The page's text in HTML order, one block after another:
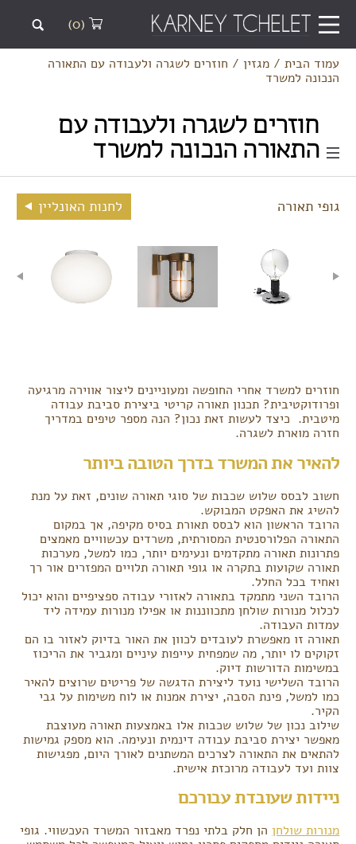
(0)
עמוד הבית/ מגזין/ חוזרים לשגרה ולעבודה עם התאורה
הנכונה למשרד
חוזרים לשגרה ולעבודה עם
התאורה הנכונה למשרד
גופי תאורה לחנות האונליין
חוזרים למשרד אחרי החופשה ומעוניינים ליצור אווירה מרגיעה
ופרודוקטיבית? תכנון תאורה קריטי ביצירת סביבת עבודה
מיטבית. כיצד לעשות זאת נכון? הנה מספר טיפים במדריך
חזרה מוארת לשגרה.
להאיר את המשרד בדרך הטובה ביותר
חשוב לבסס שלוש שכבות של סוגי תאורה שונים, זאת על מנת
להשיג את האפקט המבוקש.
הרובד הראשון הוא לבסס תאורת בסיס מקיפה, אך במקום
התאורה הפלורסנטית המסורתית, משרדים עכשוויים מאמצים
פתרונות תאורה מתקדמים ונעימים יותר, כמו למשל, מערכות
תאורה שקועות בתקרה או גופי תאורה תלויים המפזרים אור רך
ואחיד בכל החלל.
הרובד השני מתמקד בתאורה לאזורי עבודה ספציפיים והוא יכול
לכלול מנורות שולחן מתכווננות או אפילו מנורות עמידה ליד
עמדות העבודה.
תאורה זו מאפשרת לעובדים לכוון את האור בדיוק לאזור בו הם
זקוקים לו יותר, מה שמפחית עייפות עיניים ומגביר את הריכוז
במשימות הדורשות דיוק.
הרובד השלישי נועד ליצירת הדגשה של פריטים שרוצים להאיר
כמו למשל, פינת הסבה, יצירת אמנות או לוח משימות על גבי
הקיר.
שילוב נכון של שלוש שכבות אלו באמצעות תאורה מעוצבת
מאפשר יצירת סביבת עבודה דינמית ונעימה. הוא מספק גמישות
להתאים את התאורה לצרכים המשתנים לאורך היום, מפגישות
צוות ועד לעבודה מרוכזת אישית.
ניידות שעובדת עבורכם
מנורות שולחןהן חלק בלתי נפרד מאבזור המשרד העכשווי. גופי